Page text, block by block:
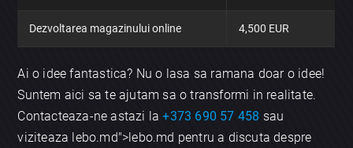
Dezvoltarea magazinului online 4,500 EUR
Ai o idee fantastica? Nu o lasa sa ramana doar o idee!
Suntem aici sa te ajutam sa o transformi in realitate.
Contacteaza-ne astazi la+373 690 57 458 sau
viziteaza lebo.md">lebo.md pentru a discuta despre